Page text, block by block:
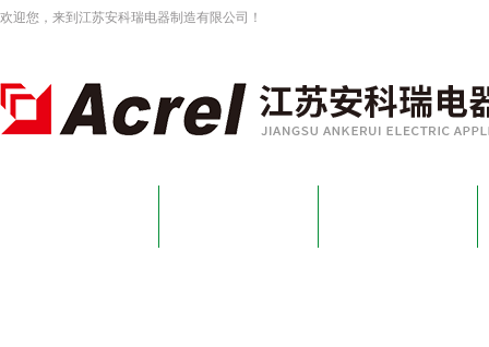
欢迎您，来到江苏安科瑞电器制造有限公司！